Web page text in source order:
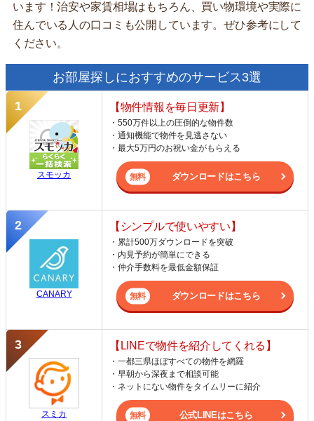
います！治安や家賃相場はもちろん、買い物環境や実際に
住んでいる人の口コミも公開しています。ぜひ参考にして
ください。
お部屋探しにおすすめのサービス3選
スモッカ
【物件情報を毎日更新】
・550万件以上の圧倒的な物件数
・通知機能で物件を見逃さない
・最大5万円のお祝い金がもらえる
ダウンロードはこちら
CANARY
【シンプルで使いやすい】
・累計500万ダウンロードを突破
・内見予約が簡単にできる
・仲介手数料を最低金額保証
ダウンロードはこちら
スミカ
【LINEで物件を紹介してくれる】
・一都三県ほぼすべての物件を網羅
・早朝から深夜まで相談可能
・ネットにない物件をタイムリーに紹介
公式LINEはこちら